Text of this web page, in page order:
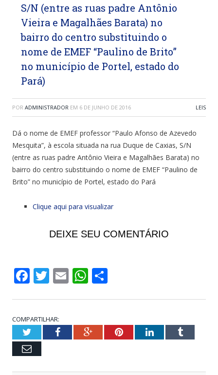
S/N (entre as ruas padre Antônio
Vieira e Magalhães Barata) no
bairro do centro substituindo o
nome de EMEF “Paulino de Brito”
no município de Portel, estado do
Pará)
POR ADMINISTRADOR EM 6 DE JUNHO DE 2016 LEIS
Dá o nome de EMEF professor “Paulo Afonso de Azevedo
Mesquita”, à escola situada na rua Duque de Caxias, S/N
(entre as ruas padre Antônio Vieira e Magalhães Barata) no
bairro do centro substituindo o nome de EMEF “Paulino de
Brito” no município de Portel, estado do Pará
Clique aqui para visualizar
DEIXE SEU COMENTÁRIO
Facebook
Twitter
EmailWhatsApp
COMPARTILHAR:
TwitterFacebookGoogle+PinterestLinkedInTumblr
Email